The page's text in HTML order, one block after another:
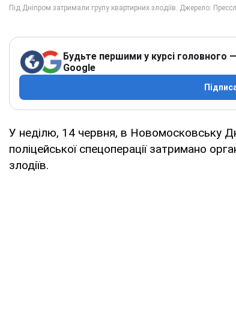
Будьте першими у курсі головного
Google
У неділю, 14 червня, в Новомосковську
поліцейської спецоперації затримано
злодіїв.